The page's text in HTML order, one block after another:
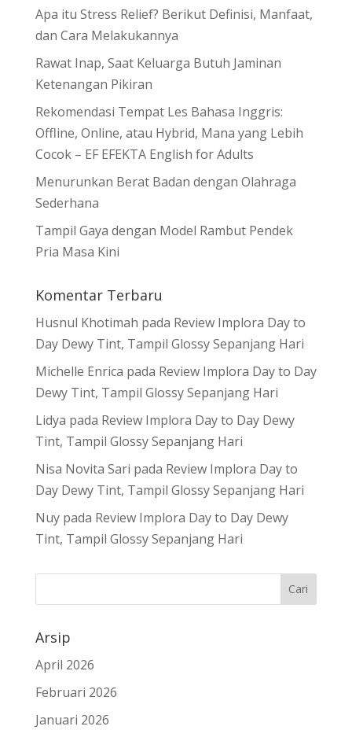
Apa itu Stress Relief? Berikut Definisi, Manfaat,
dan Cara Melakukannya
Rawat Inap, Saat Keluarga Butuh Jaminan
Ketenangan Pikiran
Rekomendasi Tempat Les Bahasa Inggris:
Offline, Online, atau Hybrid, Mana yang Lebih
Cocok – EF EFEKTA English for Adults
Menurunkan Berat Badan dengan Olahraga
Sederhana
Tampil Gaya dengan Model Rambut Pendek
Pria Masa Kini
Komentar Terbaru
Husnul Khotimah pada Review Implora Day to
Day Dewy Tint, Tampil Glossy Sepanjang Hari
Michelle Enrica pada Review Implora Day to Day
Dewy Tint, Tampil Glossy Sepanjang Hari
Lidya pada Review Implora Day to Day Dewy
Tint, Tampil Glossy Sepanjang Hari
Nisa Novita Sari pada Review Implora Day to
Day Dewy Tint, Tampil Glossy Sepanjang Hari
Nuypada Review Implora Day to Day Dewy
Tint, Tampil Glossy Sepanjang Hari
Arsip
April 2026
Februari 2026
Januari 2026